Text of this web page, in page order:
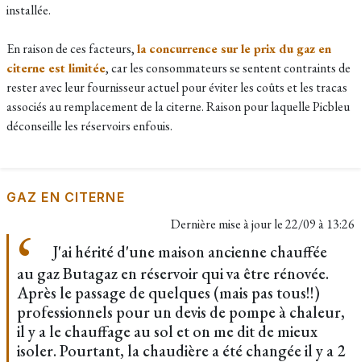
installée.
En raison de ces facteurs,la concurrence sur le prix du gaz en
citerne est limitée, car les consommateurs se sentent contraints de
rester avec leur fournisseur actuel pour éviter les coûts et les tracas
associés au remplacement de la citerne. Raison pour laquelle Picbleu
déconseille les réservoirs enfouis.
GAZ EN CITERNE
Dernière mise à jour le22/09 à 13:26
J'ai hérité d'une maison ancienne chauffée
au gaz Butagaz en réservoir qui va être rénovée.
Après le passage de quelques (mais pas tous!!)
professionnels pour un devis de pompe à chaleur,
il y a le chauffage au sol et on me dit de mieux
isoler. Pourtant, la chaudière a été changée il y a 2